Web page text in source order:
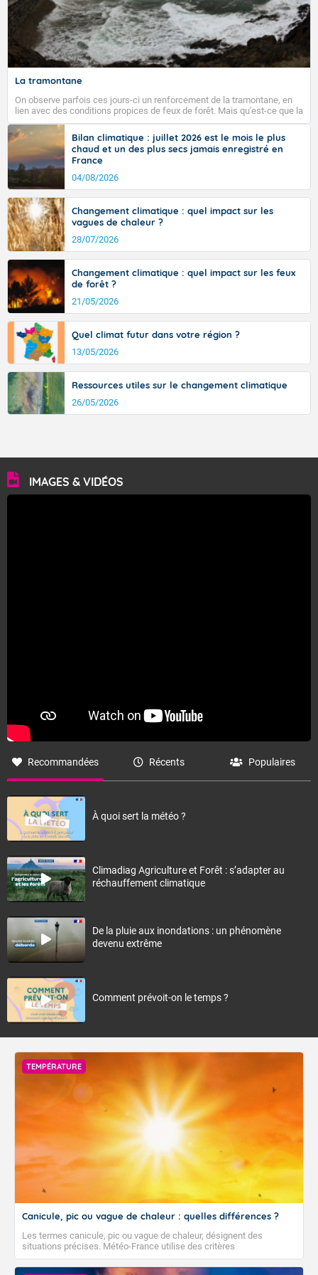
La tramontane
On observe parfois ces jours-ci un renforcement de la tramontane, en
lien avec des conditions propices de feux de forêt. Mais qu'est-ce que la
tramontane ? Quelles sont ses caractéristiques ? La tramontane est un
vent turbulent soufflant de secteur nord-ouest à nord, ou ouest à nord-
ouest, dans un secteur qui part du Roussillon à la vallée de l’Aude et à
l’ouest de l’Hérault. L’étymologie de ce vent vient du latin trasmontanus,
signifiant au-delà des monts, en allusion aux régions montagneuses
d’où provient ce vent.
Bilan climatique : juillet 2026 est le mois le plus
chaud et un des plus secs jamais enregistré en
France
04/08/2026
Changement climatique : quel impact sur les
vagues de chaleur ?
28/07/2026
Changement climatique : quel impact sur les feux
de forêt ?
21/05/2026
Quel climat futur dans votre région ?
13/05/2026
Ressources utiles sur le changement climatique
26/05/2026
IMAGES & VIDÉOS
Recommandées Récents Populaires
À quoi sert la météo ?
Climadiag Agriculture et Forêt : s’adapter au
réchauffement climatique
De la pluie aux inondations : un phénomène
devenu extrême
Comment prévoit-on le temps ?
TEMPÉRATURE
Canicule, pic ou vague de chaleur : quelles différences ?
Les termes canicule, pic ou vague de chaleur, désignent des
situations précises. Météo-France utilise des critères
climatologiques pour évaluer et qualifier les épisodes de chaleur qui
peuvent avoir des impacts sanitaires et socio-économiques